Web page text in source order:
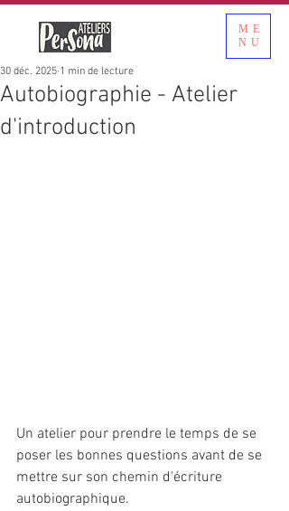
ME
NU
Autobiographie - Atelier
d'introduction
30 déc. 2025 1 min de lecture
Un atelier pour prendre le temps de se
poser les bonnes questions avant de se
mettre sur son chemin d'écriture
autobiographique.